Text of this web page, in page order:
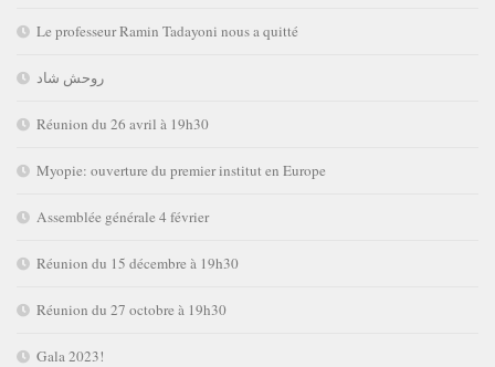
Le professeur Ramin Tadayoni nous a quitté
روحش شاد
Réunion du 26 avril à 19h30
Myopie: ouverture du premier institut en Europe
Assemblée générale 4 février
Réunion du 15 décembre à 19h30
Réunion du 27 octobre à 19h30
Gala 2023!